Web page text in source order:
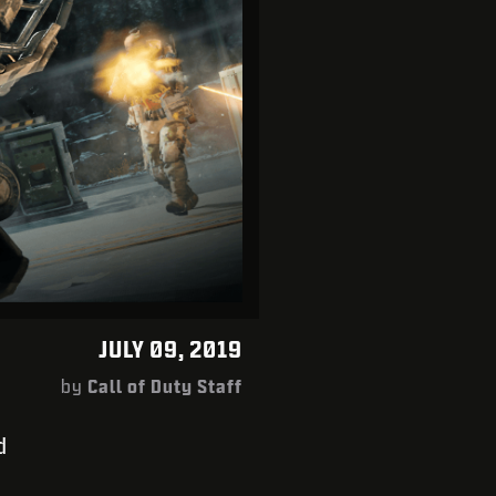
JULY 09, 2019
by Call of Duty Staff